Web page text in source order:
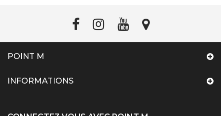
POINT M
INFORMATIONS